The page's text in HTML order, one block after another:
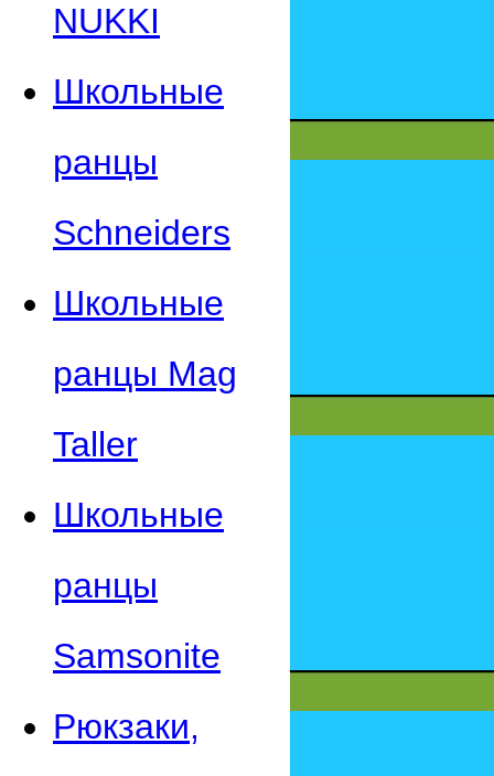
NUKKI
Школьные
ранцы
Schneiders
Школьные
ранцы Mag
Taller
Школьные
ранцы
Samsonite
Рюкзаки,